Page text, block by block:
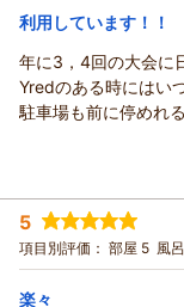
た。外国人の方が頑
寝るだけの目的なら
県にもあるようで、
テルがあれば利用し
宿泊価格帯： 6,001～
HOTEL R9 The Yard
この度はHOTEL R9
ありがとうございま
ご滞在に関しまし
今後も、お客様に
ますので、またお
用くださいませ。ま
申し上げております
HOTEL R9 The
利用しています！！
年に3，4回の大会に
Yredのある時にはい
駐車場も前に停めれ
投稿者： ユカクロさん(
宿泊プラン： 【スタン
ンク付【駐車場至近＆無
宿泊価格帯： 4,001～
5
項目別評価： 部屋 5 風
楽々